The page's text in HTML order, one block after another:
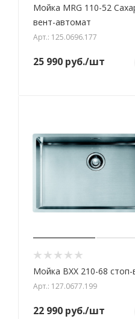
Мойка MRG 110-52
вент-автомат
Арт.: 125.0696.177
25 990 руб./шт
Мойка BXX 210-68 стоп-
Арт.: 127.0677.199
22 990 руб./шт